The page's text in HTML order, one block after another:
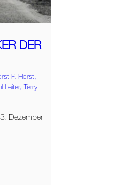
DER
P. Horst,
Leiter,Terry
Dezember